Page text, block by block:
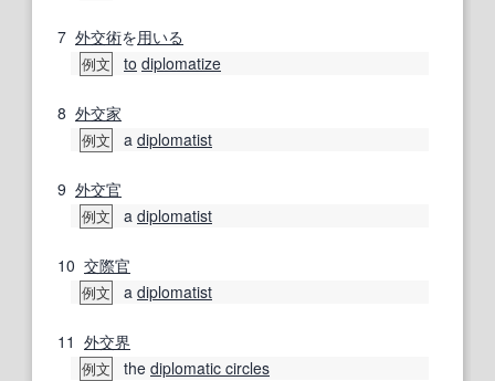
7 外交術を用いる
例文 to diplomatize
8 外交家
例文 a diplomatist
9 外交官
例文 a diplomatist
10 交際官
例文 a diplomatist
11 外交界
例文 the diplomatic circles